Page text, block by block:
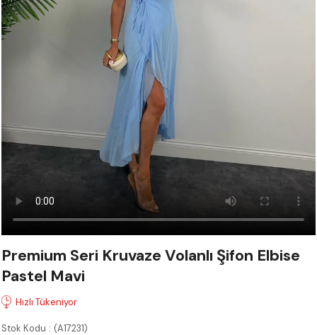
Premium Seri Kruvaze Volanlı Şifon Elbise
Pastel Mavi
Stok Kodu
(A17231)